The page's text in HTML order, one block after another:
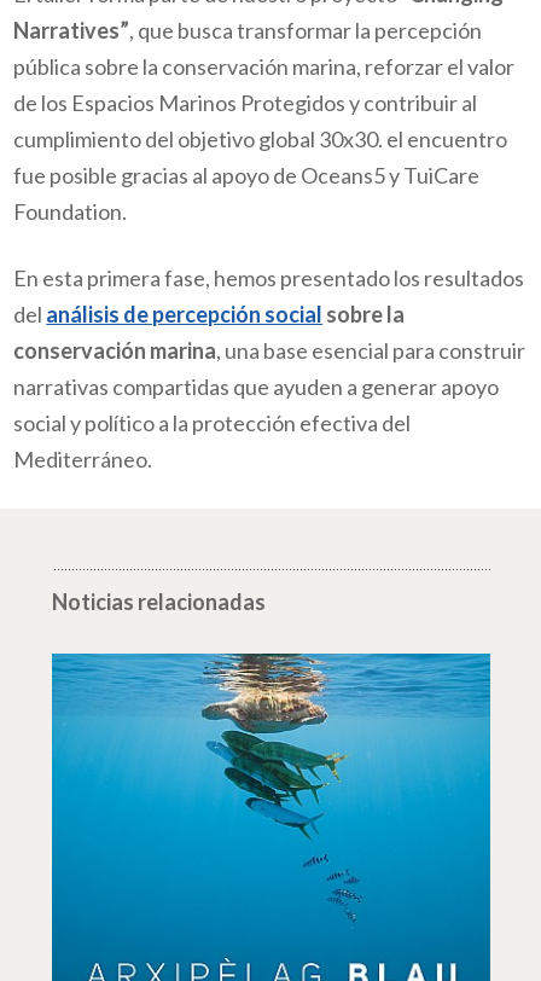
Narratives”, que busca transformar la percepción
pública sobre la conservación marina, reforzar el valor
de los Espacios Marinos Protegidos y contribuir al
cumplimiento del objetivo global 30x30. el encuentro
fue posible gracias al apoyo de Oceans5 y TuiCare
Foundation.
En esta primera fase, hemos presentado los resultados
del análisis de percepción social sobre la
conservación marina, una base esencial para construir
narrativas compartidas que ayuden a generar apoyo
social y político a la protección efectiva del
Mediterráneo.
Noticias relacionadas